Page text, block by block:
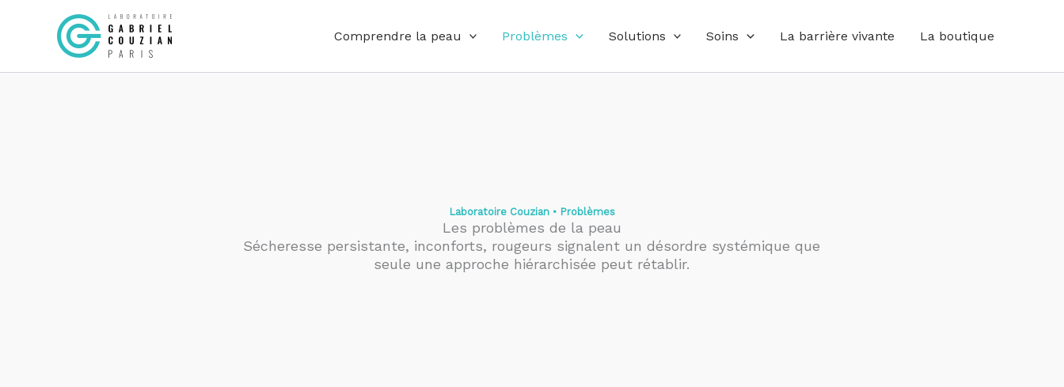
Comprendre la peau Problèmes Solutions Soins La barrière vivante La boutique
Laboratoire Couzian• Problèmes
Les problèmes de la peau
Sécheresse persistante, inconforts, rougeurs signalent un désordre systémique que
seule une approche hiérarchisée peut rétablir.